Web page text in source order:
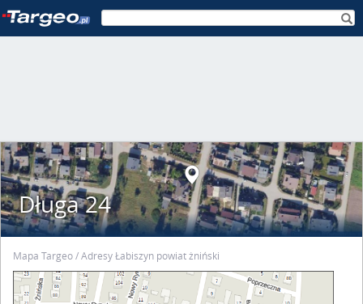
Długa 24
Mapa Targeo Adresy Łabiszyn powiat żniński